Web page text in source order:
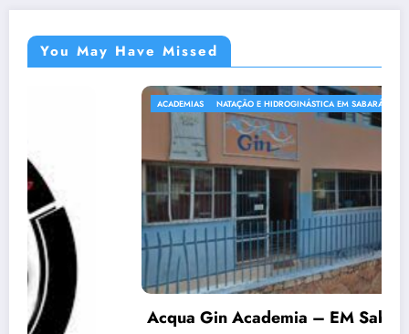
You May Have Missed
– EM Sabará
ACADEMIAS LOJAS